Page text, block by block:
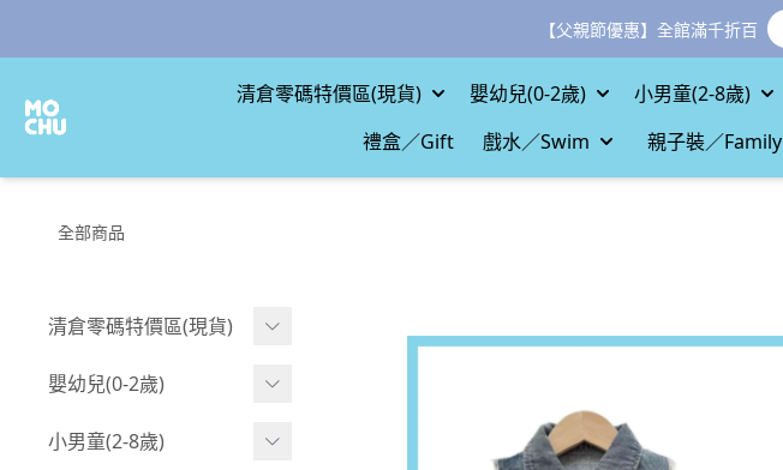
【父親節優惠】全館滿千折百
清倉零碼特價區(現貨) 嬰幼兒(0-2歲) 小男童(2-8歲)
禮盒／Gift
戲水／Swim 親子裝／Family
全部商品
清倉零碼特價區(現貨)
現貨.寶寶
現貨.男童
嬰幼兒(0-2歲)
BABY 包屁衣(短袖)
小男童(2-8歲)